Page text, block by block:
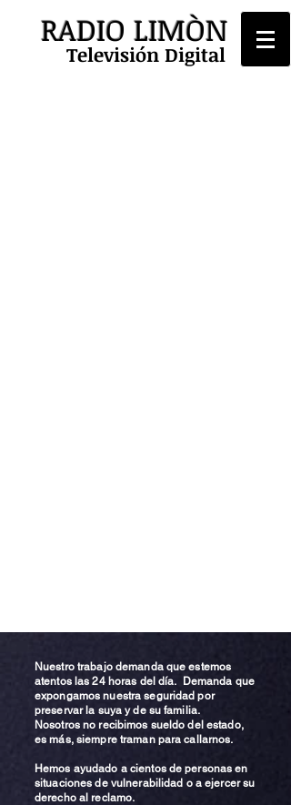
RADIO LIMÒN
Televisión Digital
Nuestro trabajo demanda que estemos
atentos las 24 horas del día. Demanda que
expongamos nuestra seguridad por
preservar la suya y de su familia.
Nosotros no recibimos sueldo del estado,
es más, siempre traman para callarnos.
Hemos ayudado a cientos de personas en
situaciones de vulnerabilidad o a ejercer su
derecho al reclamo.